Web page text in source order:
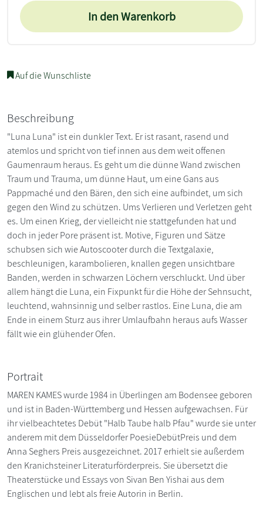
In den Warenkorb
Auf die Wunschliste
Beschreibung
"Luna Luna" ist ein dunkler Text. Er ist rasant, rasend und
atemlos und spricht von tief innen aus dem weit offenen
Gaumenraum heraus. Es geht um die dünne Wand zwischen
Traum und Trauma, um dünne Haut, um eine Gans aus
Pappmaché und den Bären, den sich eine aufbindet, um sich
gegen den Wind zu schützen. Ums Verlieren und Verletzen geht
es. Um einen Krieg, der vielleicht nie stattgefunden hat und
doch in jeder Pore präsent ist. Motive, Figuren und Sätze
schubsen sich wie Autoscooter durch die Textgalaxie,
beschleunigen, karambolieren, knallen gegen unsichtbare
Banden, werden in schwarzen Löchern verschluckt. Und über
allem hängt die Luna, ein Fixpunkt für die Höhe der Sehnsucht,
leuchtend, wahnsinnig und selber rastlos. Eine Luna, die am
Ende in einem Sturz aus ihrer Umlaufbahn heraus aufs Wasser
fällt wie ein glühender Ofen.
Portrait
MAREN KAMES wurde 1984 in Überlingen am Bodensee geboren
und ist in Baden-Württemberg und Hessen aufgewachsen. Für
ihr vielbeachtetes Debüt "Halb Taube halb Pfau" wurde sie unter
anderem mit dem Düsseldorfer PoesieDebütPreis und dem
Anna Seghers Preis ausgezeichnet. 2017 erhielt sie außerdem
den Kranichsteiner Literaturförderpreis. Sie übersetzt die
Theaterstücke und Essays von Sivan Ben Yishai aus dem
Englischen und lebt als freie Autorin in Berlin.